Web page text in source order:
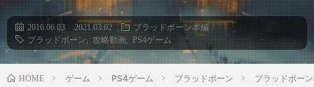
2016.06.03 2021.03.02
ブラッドボーン本編
ブラッドボーン
攻略動画 PS4ゲーム
HOME ゲーム PS4ゲーム ブラッドボーン ブラッドボー